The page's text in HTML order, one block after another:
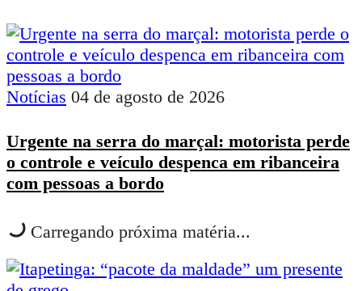
Notícias 04 de agosto de 2026
Urgente na serra do marçal: motorista perde
o controle e veículo despenca em ribanceira
com pessoas a bordo
Carregando próxima matéria...